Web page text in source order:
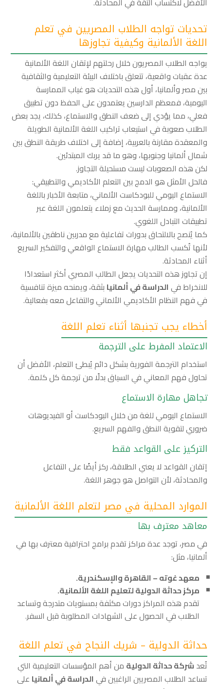
تحديات تواجه الطلاب المصريين في تعلم
اللغة الألمانية وكيفية تجاوزها
يواجه الطلاب المصريون خلال رحلتهم لإتقان اللغة الألمانية
عدة عقبات واقعية، تتعلق باختلاف البيئة التعليمية والثقافية
بين مصر وألمانيا، أول هذه التحديات هو غياب الممارسة
اليومية، فمعظم الدارسين يعتمدون على الحفظ دون تطبيق
فعلي، مما يؤدي إلى ضعف النطق والاستماع، كذلك، يجد بعض
الطلاب صعوبة في استيعاب تراكيب اللغة الألمانية الطويلة
والمعقدة مقارنة بالعربية، إضافة إلى اختلاف طريقة النطق بين
شمال ألمانيا وجنوبها، وهو ما قد يربك المبتدئين.
لكن هذه الصعوبات ليست مستحيلة التجاوز.
فالحل الأمثل هو الدمج بين التعلم الأكاديمي والتطبيقي:
الاستماع اليومي للبودكاست الألماني، متابعة الأخبار باللغة
الألمانية، وممارسة الحديث مع زملاء يتعلمون اللغة عبر
تطبيقات التبادل اللغوي.
كما يُنصح بالالتحاق بدورات تفاعلية مع مدربين ناطقين بالألمانية،
لأنها تُكسب الطالب مهارة الاستماع الواقعي والتفكير السريع
أثناء المحادثة.
إن تجاوز هذه التحديات يجعل الطالب المصري أكثر استعدادًا
للانخراط في الدراسة في ألمانيا بثقة، ويمنحه ميزة تنافسية
في فهم النظام الأكاديمي الألماني والتفاعل معه بفعالية.
أخطاء يجب تجنبها أثناء تعلم اللغة
الاعتماد المفرط على الترجمة
استخدام الترجمة الفورية بشكل دائم يُبطئ التعلم، الأفضل أن
تحاول فهم المعاني في السياق بدلًا من ترجمة كل كلمة.
تجاهل مهارة الاستماع
الاستماع اليومي للغة من خلال البودكاست أو الفيديوهات
ضروري لتقوية النطق والفهم السريع.
التركيز على القواعد فقط
إتقان القواعد لا يعني الطلاقة، ركز أيضًا على التفاعل
والمحادثة، لأن التواصل هو جوهر اللغة.
الموارد المحلية في مصر لتعلم اللغة الألمانية
معاهد معترف بها
في مصر، توجد عدة مراكز تقدم برامج احترافية معترف بها في
ألمانيا، مثل:
معهد غوته – القاهرة والإسكندرية.
مركز حداثة الدولية لتعليم اللغة الألمانية.
تقدم هذه المراكز دورات مكثفة بمستويات متدرجة وتساعد
الطلاب في الحصول على الشهادات المطلوبة قبل السفر.
حداثة الدولية – شريك النجاح في تعلم اللغة
تُعد شركة حداثة الدولية من أهم المؤسسات التعليمية التي
تساعد الطلاب المصريين الراغبين في الدراسة في ألمانيا على